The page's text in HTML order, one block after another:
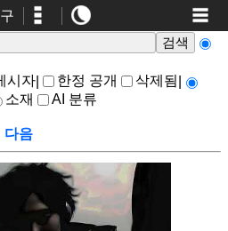
시자 한정 공개 삭제됨
소재 AI 분류
다음